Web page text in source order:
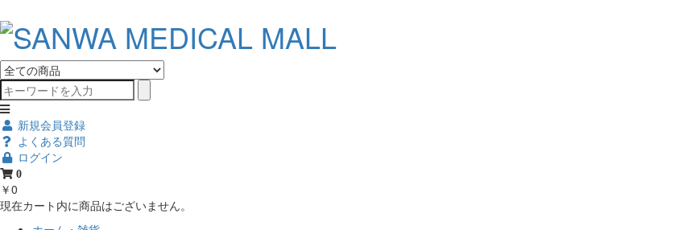
新規会員登録
よくある質問
ログイン
0
￥0
現在カート内に商品はございません。